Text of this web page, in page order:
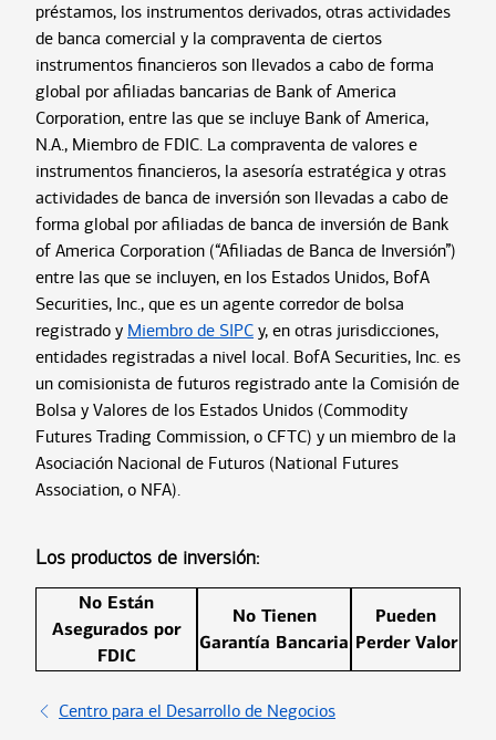
préstamos, los instrumentos derivados, otras actividades
de banca comercial y la compraventa de ciertos
instrumentos financieros son llevados a cabo de forma
global por afiliadas bancarias de Bank of America
Corporation, entre las que se incluye Bank of America,
N.A., Miembro de FDIC. La compraventa de valores e
instrumentos financieros, la asesoría estratégica y otras
actividades de banca de inversión son llevadas a cabo de
forma global por afiliadas de banca de inversión de Bank
of America Corporation (“Afiliadas de Banca de Inversión”)
entre las que se incluyen, en los Estados Unidos, BofA
Securities, Inc., que es un agente corredor de bolsa
registrado y Miembro de SIPC y, en otras jurisdicciones,
entidades registradas a nivel local. BofA Securities, Inc. es
un comisionista de futuros registrado ante la Comisión de
Bolsa y Valores de los Estados Unidos (Commodity
Futures Trading Commission, o CFTC) y un miembro de la
Asociación Nacional de Futuros (National Futures
Association, o NFA).
Los productos de inversión:
No Están
Asegurados por
FDIC
No Tienen
Garantía Bancaria
Pueden
Perder Valor
Centro para el Desarrollo de Negocios